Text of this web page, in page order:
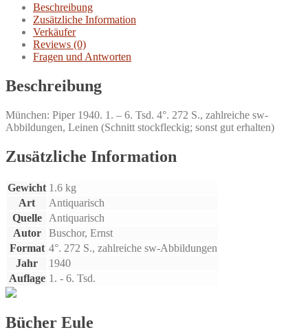
Beschreibung
Zusätzliche Information
Verkäufer
Reviews (0)
Fragen und Antworten
Beschreibung
München: Piper 1940. 1. – 6. Tsd. 4°. 272 S., zahlreiche sw-
Abbildungen, Leinen (Schnitt stockfleckig; sonst gut erhalten)
Zusätzliche Information
Gewicht 1.6 kg
Art
Antiquarisch
Quelle
Antiquarisch
Autor
Buschor, Ernst
Format 4°. 272 S., zahlreiche sw-Abbildungen
Jahr
1940
Auflage 1. - 6. Tsd.
Bücher Eule